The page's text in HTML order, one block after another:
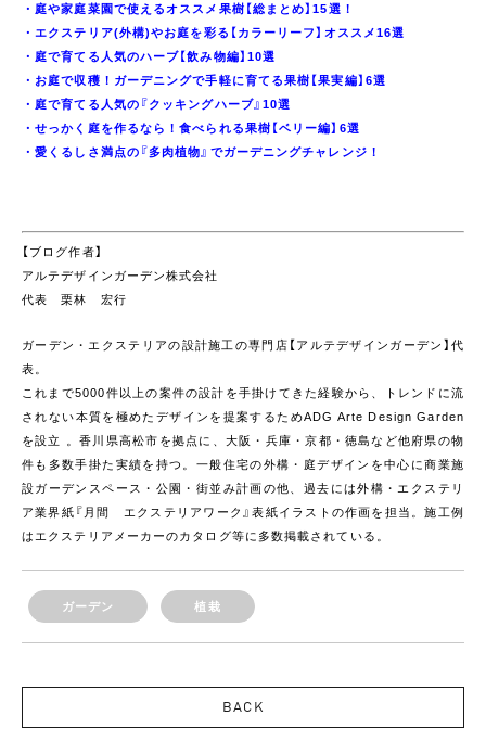
・ 庭や家庭菜園で使えるオススメ果樹【総まとめ】15選！
・ エクステリア(外構)やお庭を彩る【カラーリーフ】オススメ16選
・ 庭で育てる人気のハーブ【飲み物編】10選
・ お庭で収穫！ガーデニングで手軽に育てる果樹【果実編】6選
・ 庭で育てる人気の『クッキングハーブ』10選
・せっかく庭を作るなら！食べられる果樹【ベリー編】6選
・愛くるしさ満点の『多肉植物』でガーデニングチャレンジ！
【ブログ作者】
アルテデザインガーデン株式会社
代表 栗林 宏行
ガーデン・エクステリアの設計施工の専門店【アルテデザインガーデン】代
表。
これまで5000件以上の案件の設計を手掛けてきた経験から、トレンドに流
されない本質を極めたデザインを提案するためADG Arte Design Garden
を設立 。香川県高松市を拠点に、大阪・兵庫・京都・徳島など他府県の物
件も多数手掛た実績を持つ。一般住宅の外構・庭デザインを中心に商業施
設ガーデンスペース・公園・街並み計画の他、過去には外構・エクステリ
ア業界紙『月間 エクステリアワーク』表紙イラストの作画を担当。施工例
はエクステリアメーカーのカタログ等に多数掲載されている。
ガーデン 植栽
BACK